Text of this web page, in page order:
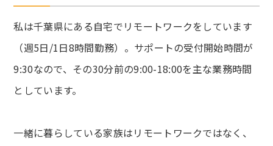
私は千葉県にある自宅でリモートワークをしています
（週5日/1日8時間勤務）。サポートの受付開始時間が
9:30なので、その30分前の9:00-18:00を主な業務時間
としています。
一緒に暮らしている家族はリモートワークではなく、